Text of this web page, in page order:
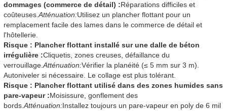
dommages (commerce de détail) :Réparations difficiles et
coûteuses. Atténuation:Utilisez un plancher flottant pour un
remplacement facile des lames dans le commerce de détail et
l'hôtellerie.
Risque : Plancher flottant installé sur une dalle de béton
irrégulière :Cliquetis, zones creuses, défaillance du
verrouillage. Atténuation:Vérifier la planéité (≤ 5 mm sur 3 m).
Autoniveler si nécessaire. Le collage est plus tolérant.
Risque : Plancher flottant utilisé dans des zones humides sans
pare-vapeur :Moisissure, gonflement des
bords. Atténuation:Installez toujours un pare-vapeur en poly de 6 mil